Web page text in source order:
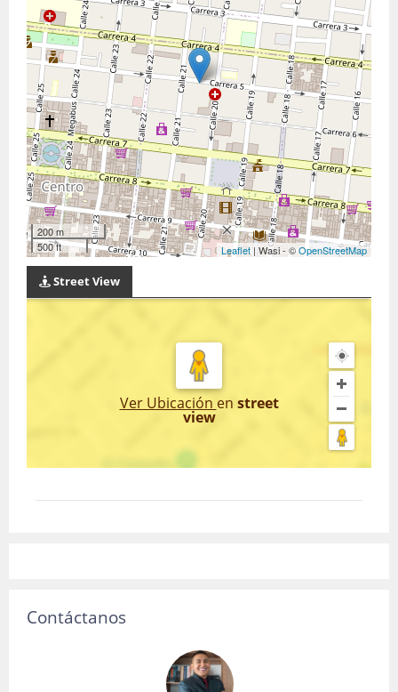
200 m
500 ft
Leaflet | Wasi - ©OpenStreetMap
Street View
Ver Ubicación en street
view
Contáctanos